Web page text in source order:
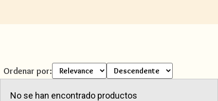
Ordenar por:
No se han encontrado productos